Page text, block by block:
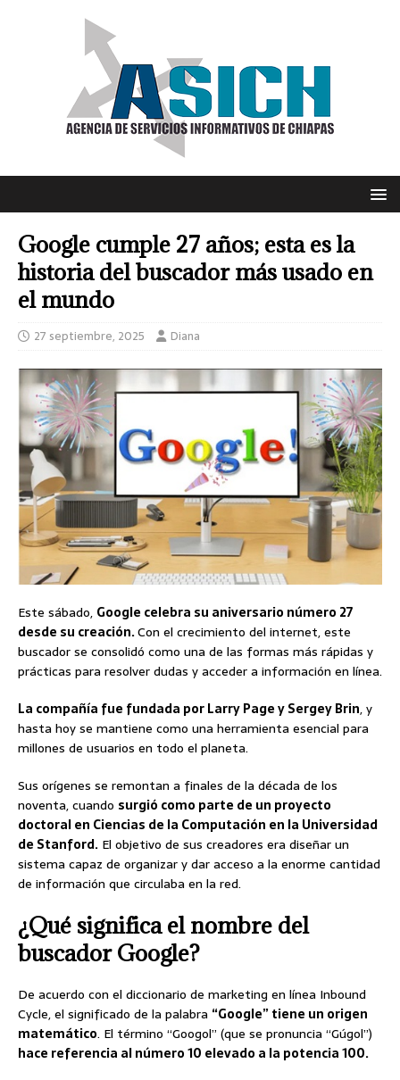
Google cumple 27 años; esta es la
historia del buscador más usado en
el mundo
27 septiembre, 2025 Diana
Este sábado, Google celebra su aniversario número 27
desde su creación.Con el crecimiento del internet, este
buscador se consolidó como una de las formas más rápidas y
prácticas para resolver dudas y acceder a información en línea.
La compañía fue fundada por Larry Page y Sergey Brin, y
hasta hoy se mantiene como una herramienta esencial para
millones de usuarios en todo el planeta.
Sus orígenes se remontan a finales de la década de los
noventa, cuando surgió como parte de un proyecto
doctoral en Ciencias de la Computación en la Universidad
de Stanford. El objetivo de sus creadores era diseñar un
sistema capaz de organizar y dar acceso a la enorme cantidad
de información que circulaba en la red.
¿Qué significa el nombre del
buscador Google?
De acuerdo con el diccionario de marketing en línea Inbound
Cycle, el significado de la palabra “Google” tiene un origen
matemático. El término “Googol” (que se pronuncia “Gúgol”)
hace referencia al número 10 elevado a la potencia 100.